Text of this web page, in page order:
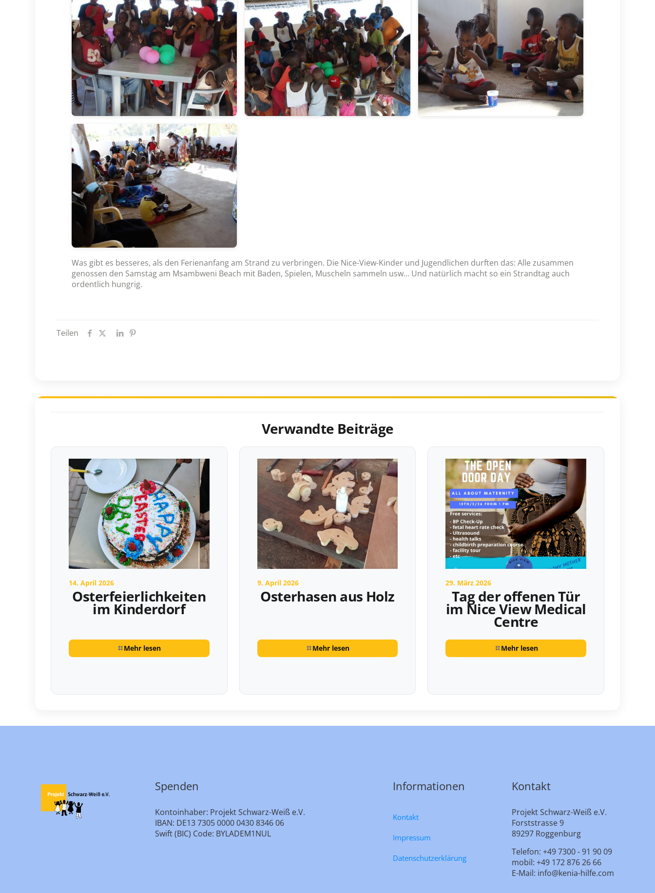
Was gibt es besseres, als den Ferienanfang am Strand zu verbringen. Die Nice-View-Kinder und Jugendlichen durften das: Alle zusammen
genossen den Samstag am Msambweni Beach mit Baden, Spielen, Muscheln sammeln usw… Und natürlich macht so ein Strandtag auch
ordentlich hungrig.
Teilen
Verwandte Beiträge
14. April 2026
Osterfeierlichkeiten
im Kinderdorf
Mehr lesen
9. April 2026
Osterhasen aus Holz
Mehr lesen
29. März 2026
Tag der offenen Tür
im Nice View Medical
Centre
Mehr lesen
Spenden
Kontoinhaber: Projekt Schwarz-Weiß e.V.
IBAN: DE13 7305 0000 0430 8346 06
Swift (BIC) Code: BYLADEM1NUL
Informationen
Kontakt
Impressum
Datenschutzerklärung
Kontakt
Projekt Schwarz-Weiß e.V.
Forststrasse 9
89297 Roggenburg
Telefon: +49 7300 - 91 90 09
mobil: +49 172 876 26 66
E-Mail: info@kenia-hilfe.com